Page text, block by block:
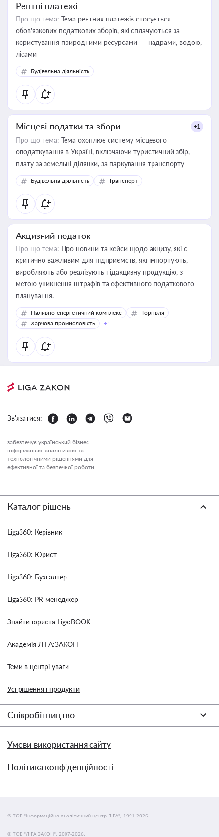
Рентні платежі
Про що тема: Тема рентних платежів стосується
обов’язкових податкових зборів, які сплачуються за
користування природними ресурсами — надрами, водою,
лісами
Будівельна діяльність
Місцеві податки та збори +1
Про що тема: Тема охоплює систему місцевого
оподаткування в Україні, включаючи туристичний збір,
плату за земельні ділянки, за паркування транспорту
Будівельна діяльність Транспорт
Акцизний податок
Про що тема: Про новини та кейси щодо акцизу, які є
критично важливим для підприємств, які імпортують,
виробляють або реалізують підакцизну продукцію, з
метою уникнення штрафів та ефективного податкового
планування.
Паливно-енергетичний комплекс
Торгівля
Харчова промисловість
+1
Зв'язатися:
забезпечує український бізнес
інформацією, аналітикою та
технологічними рішеннями для
ефективної та безпечної роботи.
Каталог рішень
Liga360: Керівник
Liga360: Юрист
Liga360: Бухгалтер
Liga360: PR-менеджер
Знайти юриста Liga:BOOK
Академія ЛІГА:ЗАКОН
Теми в центрі уваги
Усі рішення і продукти
Співробітництво
Умови використання сайту
Політика конфіденційності
© ТОВ "інформаційно-аналітичний центр ЛІГА", 1991-2026.
© ТОВ "ЛІГА ЗАКОН", 2007-2026.